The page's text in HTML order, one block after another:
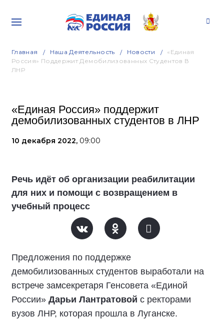
Главная Наша Деятельность Новости
«Единая
Россия» Поддержит Демобилизованных Студентов В
ЛНР
«Единая Россия» поддержит
демобилизованных студентов в ЛНР
10 декабря 2022, 09:00
Речь идёт об организации реабилитации
для них и помощи с возвращением в
учебный процесс
Предложения по поддержке
демобилизованных студентов выработали на
встрече замсекретаря Генсовета «Единой
России» Дарьи Лантратовой с ректорами
вузов ЛНР, которая прошла в Луганске.